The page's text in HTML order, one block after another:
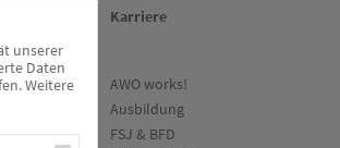
Karriere
AWO works!
Ausbildung
FSJ & BFD
unserer
Daten
Weitere